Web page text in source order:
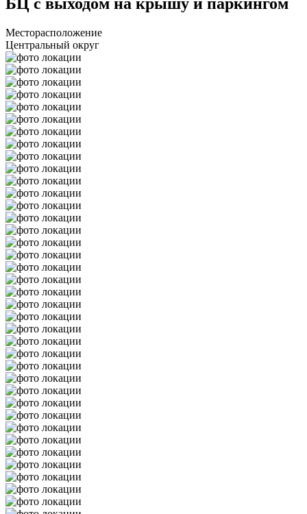
Месторасположение
Центральный округ